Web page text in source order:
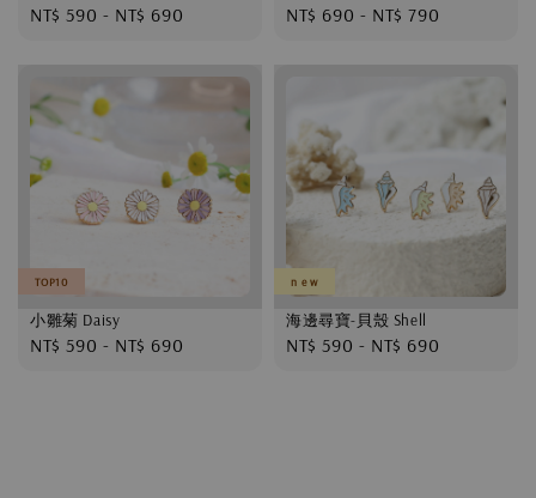
Regular
NT$ 590 - NT$ 690
Regular
NT$ 690 - NT$ 790
TOP10
小雛菊 Daisy
Regular
NT$ 590 - NT$ 690
n e w
海邊尋寶-貝殼 Shell
Regular
NT$ 590 - NT$ 690